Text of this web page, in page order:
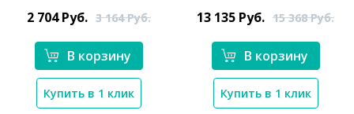
2 704Руб. 3 164Руб.
В корзину
Купить в 1 клик
13 135 Руб. 15 368Руб.
В корзину
Купить в 1 клик